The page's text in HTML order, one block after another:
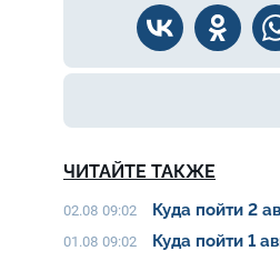
ЧИТАЙТЕ ТАКЖЕ
02.08 09:02 Куда пойти 2
01.08 09:02 Куда пойти 1